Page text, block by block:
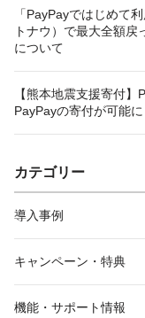
「PayPayではじめて
トナウ）で最大全額
について
【熊本地震支援寄付】
PayPayの寄付が可能に
カテゴリー
導入事例
キャンペーン・特典
機能・サポート情報